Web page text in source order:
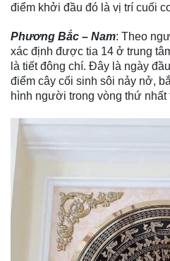
điểm khởi đầu đó là vị trí cuối
Phương Bắc – Nam: Theo
xác định được tia 14 ở trung
là tiết đông chí. Đây là ngày
điểm cây cối sinh sôi nảy nở,
hình người trong vòng thứ